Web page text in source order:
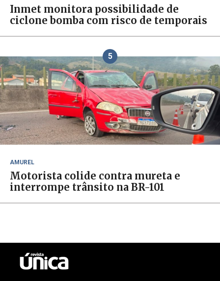
Inmet monitora possibilidade de
ciclone bomba com risco de temporais
5
AMUREL
Motorista colide contra mureta e
interrompe trânsito na BR-101